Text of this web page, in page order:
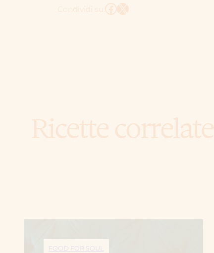
Condividi su: Facebook
X
Ricette correlate
FOOD FOR SOUL